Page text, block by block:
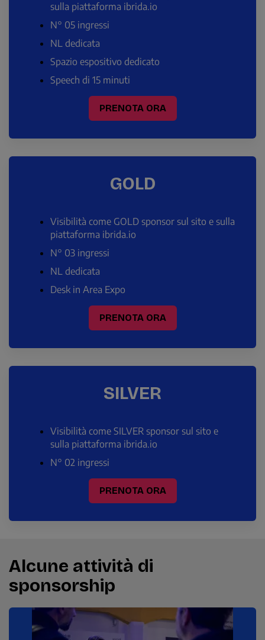
sulla piattaforma ibrida.io
N° 05 ingressi
NL dedicata
Spazio espositivo dedicato
Speech di 15 minuti
PRENOTA ORA
GOLD
Visibilità come GOLD sponsor sul sito e sulla
piattaforma ibrida.io
N° 03 ingressi
NL dedicata
Desk in Area Expo
PRENOTA ORA
SILVER
Visibilità come SILVER sponsor sul sito e
sulla piattaforma ibrida.io
N° 02 ingressi
PRENOTA ORA
Alcune attività di
sponsorship